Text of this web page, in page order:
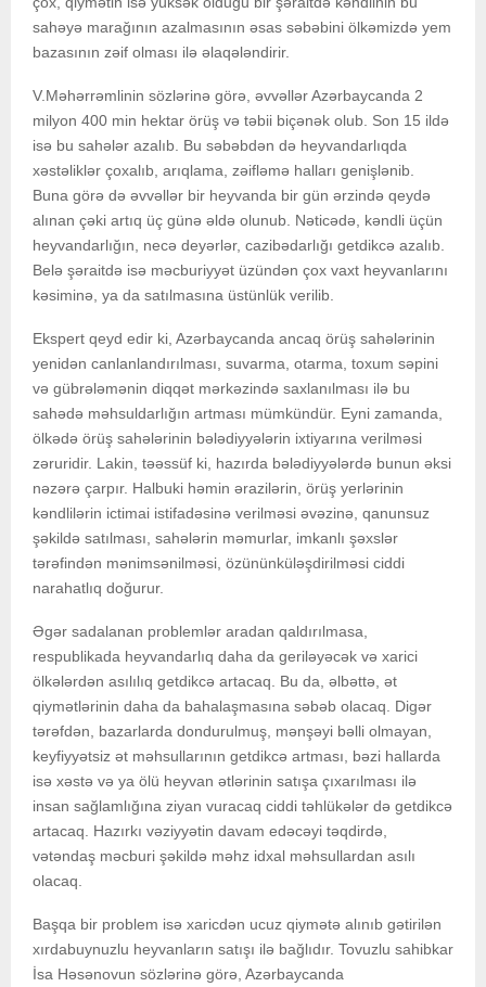
sahəyə marağının azalmasının əsas səbəbini ölkəmizdə yem
bazasının zəif olması ilə əlaqələndirir.
V.Məhərrəmlinin sözlərinə görə, əvvəllər Azərbaycanda 2
milyon 400 min hektar örüş və təbii biçənək olub. Son 15 ildə
isə bu sahələr azalıb. Bu səbəbdən də heyvandarlıqda
xəstəliklər çoxalıb, arıqlama, zəifləmə halları genişlənib.
Buna görə də əvvəllər bir heyvanda bir gün ərzində qeydə
alınan çəki artıq üç günə əldə olunub. Nəticədə, kəndli üçün
heyvandarlığın, necə deyərlər, cazibədarlığı getdikcə azalıb.
Belə şəraitdə isə məcburiyyət üzündən çox vaxt heyvanlarını
kəsiminə, ya da satılmasına üstünlük verilib.
Ekspert qeyd edir ki, Azərbaycanda ancaq örüş sahələrinin
yenidən canlanlandırılması, suvarma, otarma, toxum səpini
və gübrələmənin diqqət mərkəzində saxlanılması ilə bu
sahədə məhsuldarlığın artması mümkündür. Eyni zamanda,
ölkədə örüş sahələrinin bələdiyyələrin ixtiyarına verilməsi
zəruridir. Lakin, təəssüf ki, hazırda bələdiyyələrdə bunun əksi
nəzərə çarpır. Halbuki həmin ərazilərin, örüş yerlərinin
kəndlilərin ictimai istifadəsinə verilməsi əvəzinə, qanunsuz
şəkildə satılması, sahələrin məmurlar, imkanlı şəxslər
tərəfindən mənimsənilməsi, özününküləşdirilməsi ciddi
narahatlıq doğurur.
Əgər sadalanan problemlər aradan qaldırılmasa,
respublikada heyvandarlıq daha da geriləyəcək və xarici
ölkələrdən asılılıq getdikcə artacaq. Bu da, əlbəttə, ət
qiymətlərinin daha da bahalaşmasına səbəb olacaq. Digər
tərəfdən, bazarlarda dondurulmuş, mənşəyi bəlli olmayan,
keyfiyyətsiz ət məhsullarının getdikcə artması, bəzi hallarda
isə xəstə və ya ölü heyvan ətlərinin satışa çıxarılması ilə
insan sağlamlığına ziyan vuracaq ciddi təhlükələr də getdikcə
artacaq. Hazırkı vəziyyətin davam edəcəyi təqdirdə,
vətəndaş məcburi şəkildə məhz idxal məhsullardan asılı
olacaq.
Başqa bir problem isə xaricdən ucuz qiymətə alınıb gətirilən
xırdabuynuzlu heyvanların satışı ilə bağlıdır. Tovuzlu sahibkar
İsa Həsənovun sözlərinə görə, Azərbaycanda